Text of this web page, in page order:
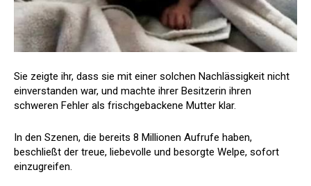
Sie zeigte ihr, dass sie mit einer solchen Nachlässigkeit nicht
einverstanden war, und machte ihrer Besitzerin ihren
schweren Fehler als frischgebackene Mutter klar.
In den Szenen, die bereits 8 Millionen Aufrufe haben,
beschließt der treue, liebevolle und besorgte Welpe, sofort
einzugreifen.